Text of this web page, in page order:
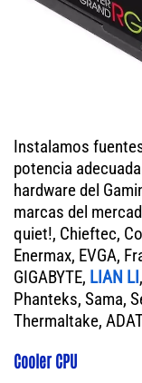
Instalamos
potencia
hardware del
marcas del
quiet!, Chieftec,
Enermax, EVGA,
GIGABYTE, LIAN LI
Phanteks, Sama,
Thermaltake,
Cooler CPU